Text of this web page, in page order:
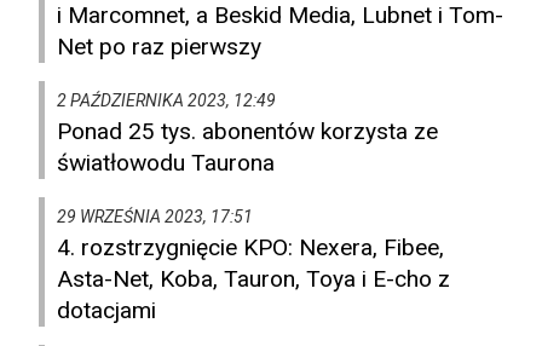
i Marcomnet, a Beskid Media, Lubnet i Tom-
Net po raz pierwszy
2 PAŹDZIERNIKA 2023, 12:49
Ponad 25 tys. abonentów korzysta ze
światłowodu Taurona
29 WRZEŚNIA 2023, 17:51
4. rozstrzygnięcie KPO: Nexera, Fibee,
Asta-Net, Koba, Tauron, Toya i E-cho z
dotacjami